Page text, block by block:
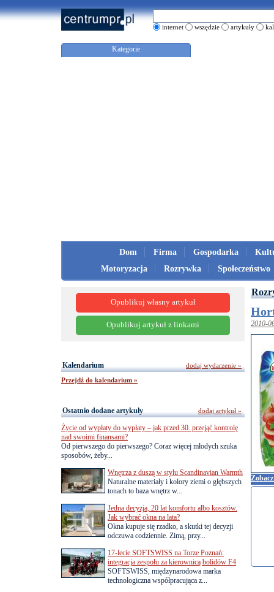
internet wszędzie artykuły
Kategorie
Dom Firma Gospodarka
Motoryzacja
Rozrywka Społeczeństwo
2010-
Opublikuj własny artykuł
Opublikuj artykuł z linkami
Kalendarium
Przejdź do kalendarium »
dodaj wydarzenie »
Ostatnio dodane artykuły
Życie od wypłaty do wypłaty – jak przed 30. przejąć kontrolę
nad swoimi finansami?
Od pierwszego do pierwszego? Coraz więcej młodych szuka
sposobów, żeby...
Wnętrza z duszą w stylu Scandinavian Warmth
Naturalne materiały i kolory ziemi o głębszych
tonach to baza wnętrz w...
Jedna decyzja, 20 lat komfortu albo kosztów.
Jak wybrać okna na lata?
Okna kupuje się rzadko, a skutki tej decyzji
odczuwa codziennie. Zimą, przy...
17-lecie SOFTSWISS na Torze Poznań:
integracja zespołu za kierownicą bolidów F4
SOFTSWISS, międzynarodowa marka
technologiczna współpracująca z...
dodaj artykuł »